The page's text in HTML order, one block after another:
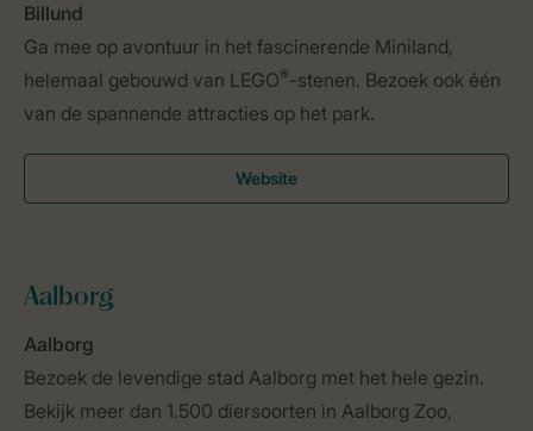
Billund
Ga mee op avontuur in het fascinerende Miniland,
helemaal gebouwd van LEGO®-stenen. Bezoek ook één
van de spannende attracties op het park.
Website
Aalborg
Aalborg
Bezoek de levendige stad Aalborg met het hele gezin.
Bekijk meer dan 1.500 diersoorten in Aalborg Zoo,